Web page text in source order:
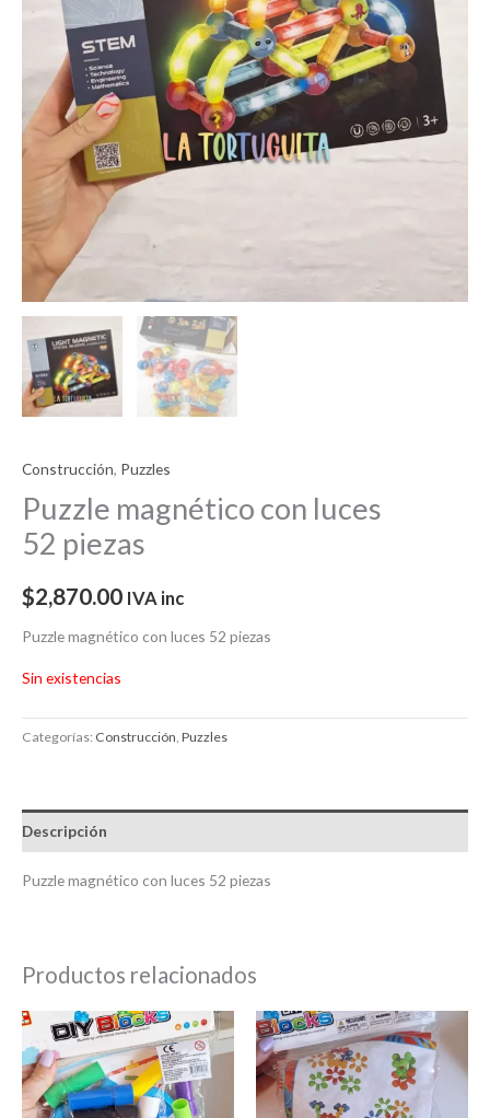
Construcción, Puzzles
Puzzle magnético con luces
52 piezas
$2,870.00 IVA inc
Puzzle magnético con luces 52 piezas
Sin existencias
Categorías: Construcción, Puzzles
Descripción
Puzzle magnético con luces 52 piezas
Productos relacionados